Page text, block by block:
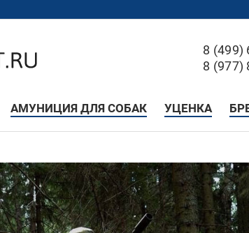
8 (499)
8 (977)
АМУНИЦИЯ ДЛЯ СОБАК УЦЕНКА